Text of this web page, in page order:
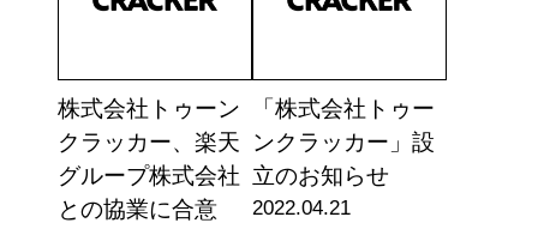
株式会社トゥーン
クラッカー、楽天
グループ株式会社
との協業に合意
「株式会社トゥー
ンクラッカー」設
立のお知らせ
2022.04.21